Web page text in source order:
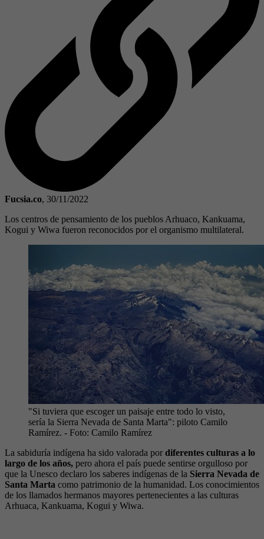
Fucsia.co, 30/11/2022
Los centros de pensamiento de los pueblos Arhuaco, Kankuama,
Kogui y Wiwa fueron reconocidos por el organismo multilateral.
"Si tuviera que escoger un paisaje entre todo lo visto,
sería la Sierra Nevada de Santa Marta": piloto Camilo
Ramírez. - Foto: Camilo Ramírez
La sabiduría indígena ha sido valorada por diferentes culturas a lo
largo de los años, pero ahora el país puede sentirse orgulloso por
que la Unesco declaro los saberes indígenas de la Sierra Nevada de
Santa Marta como patrimonio de la humanidad. Los conocimientos
de los llamados hermanos mayores pertenecientes a las culturas
Arhuaca, Kankuama, Kogui y Wiwa.